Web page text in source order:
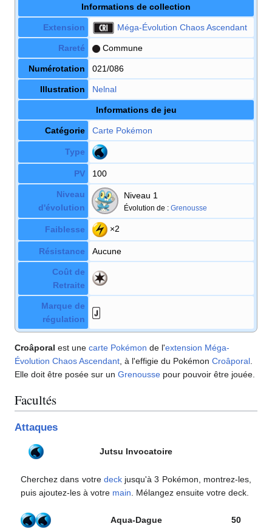
Informations de collection
Extension Méga-Évolution Chaos Ascendant
Rareté Commune
Numérotation 021/086
Illustration Nelnal
Informations de jeu
Catégorie Carte Pokémon
Type
PV 100
Niveau
d'évolution
Niveau 1
Évolution de : Grenousse
Faiblesse ×2
Résistance Aucune
Coût de
Retraite
Marque de
régulation
Croâporal est une carte Pokémon de l'extension Méga-
Évolution Chaos Ascendant , à l'effigie du Pokémon Croâporal
Elle doit être posée sur un Grenousse pour pouvoir être jouée.
Facultés
Attaques
Jutsu Invocatoire
Cherchez dans votre deckjusqu'à 3 Pokémon, montrez-les,
puis ajoutez-les à votre main . Mélangez ensuite votre deck.
Aqua-Dague 50